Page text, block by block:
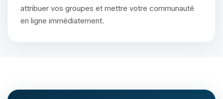
attribuer vos groupes et mettre votre communauté
en ligne immédiatement.